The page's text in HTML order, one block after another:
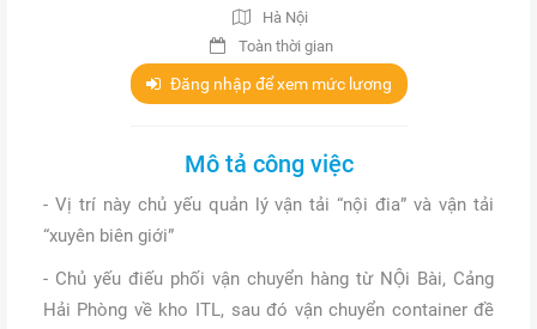
Hà Nội
Toàn thời gian
Đăng nhập để xem mức lương
Mô tả công việc
- Vị trí này chủ yếu quản lý vận tải “nội đia” và vận tải
“xuyên biên giới”
- Chủ yếu điếu phối vận chuyển hàng từ NỘi Bài, Cảng
Hải Phòng về kho ITL, sau đó vận chuyển container đề